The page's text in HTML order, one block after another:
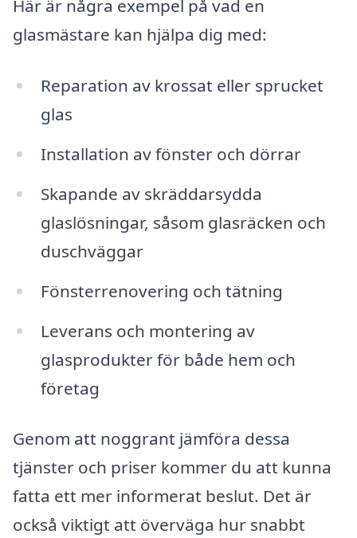
Här är några exempel på vad en
glasmästare kan hjälpa dig med:
Reparation av krossat eller sprucket
glas
Installation av fönster och dörrar
Skapande av skräddarsydda
glaslösningar, såsom glasräcken och
duschväggar
Fönsterrenovering och tätning
Leverans och montering av
glasprodukter för både hem och
företag
Genom att noggrant jämföra dessa
tjänster och priser kommer du att kunna
fatta ett mer informerat beslut. Det är
också viktigt att överväga hur snabbt